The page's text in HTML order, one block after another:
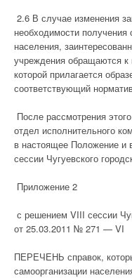
2.6 В случае изменения
необходимости получения
населения,
учреждения обращаются к
которой прилагается
соответствующий
После рассмотрения
отдел исполнительного
в настоящее Положение и
сессии Чугуевского
Приложение 2
с решением VIII сессии
от 25.03.2011 № 271 — VI
ПЕРЕЧЕНЬ справок,
самоорганизации